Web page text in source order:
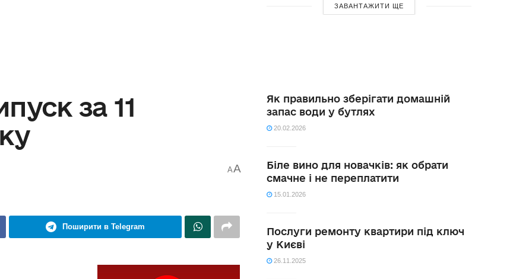
ЗАВАНТАЖИТИ ЩЕ
за 11
AA
Поширити в Telegram
Як правильно зберігати домашній
запас води у бутлях
20.02.2026
Біле вино для новачків: як обрати
смачне і не переплатити
15.01.2026
Послуги ремонту квартири під ключ
у Києві
26.11.2025